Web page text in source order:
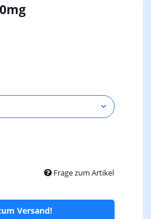
Frage zum Artikel
Versand!